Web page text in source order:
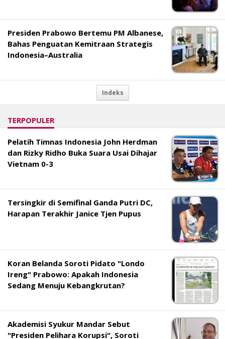
Presiden Prabowo Bertemu PM Albanese,
Bahas Penguatan Kemitraan Strategis
Indonesia–Australia
Indeks
TERPOPULER
Pelatih Timnas Indonesia John Herdman
dan Rizky Ridho Buka Suara Usai Dihajar
Vietnam 0-3
Tersingkir di Semifinal Ganda Putri DC,
Harapan Terakhir Janice Tjen Pupus
Koran Belanda Soroti Pidato "Londo
Ireng" Prabowo: Apakah Indonesia
Sedang Menuju Kebangkrutan?
Akademisi Syukur Mandar Sebut
"Presiden Pelihara Korupsi", Soroti